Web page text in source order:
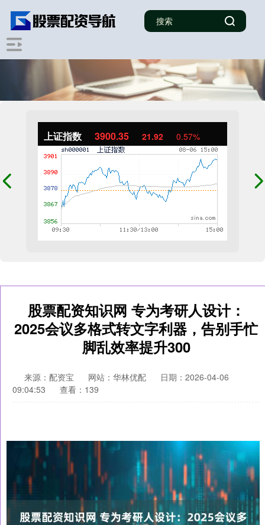
上证指数 3900.35 21.92 0.57%
股票配资知识网 专为考研人设计：
2025会议多格式转文字利器，告别手忙
脚乱效率提升300
来源：配资宝 网站：华林优配
日期：2026-04-06
09:04:53
查看：139